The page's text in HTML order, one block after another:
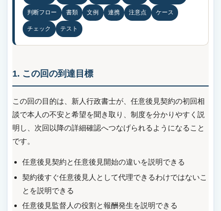
判断フロー 書類 文例 連携 注意点 ケース
チェック テスト
1. この回の到達目標
この回の目的は、新人行政書士が、任意後見契約の初回相
談で本人の不安と希望を聞き取り、制度を分かりやすく説
明し、次回以降の詳細確認へつなげられるようになること
です。
任意後見契約と任意後見開始の違いを説明できる
契約後すぐ任意後見人として代理できるわけではないこ
とを説明できる
任意後見監督人の役割と報酬発生を説明できる